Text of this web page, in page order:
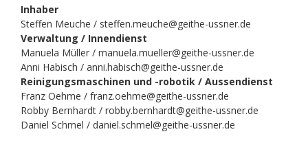
Inhaber
Steffen Meuche / steffen.meuche@geithe-ussner.de
Verwaltung / Innendienst
Manuela Müller / manuela.mueller@geithe-ussner.de
Anni Habisch / anni.habisch@geithe-ussner.de
Reinigungsmaschinen und -robotik / Aussendienst
Franz Oehme / franz.oehme@geithe-ussner.de
Robby Bernhardt / robby.bernhardt@geithe-ussner.de
Daniel Schmel / daniel.schmel@geithe-ussner.de